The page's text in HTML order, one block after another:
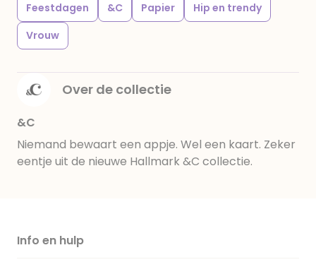
Feestdagen &C Papier
Hip en trendy
Vrouw
Over de collectie
&C
Niemand bewaart een appje. Wel een kaart. Zeker
eentje uit de nieuwe Hallmark &C collectie.
Info en hulp